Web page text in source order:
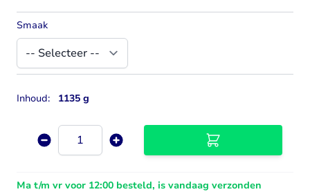
Smaak
Inhoud: 1135 g
Aantal
Ma t/m vr voor 12:00 besteld, is vandaag verzonden